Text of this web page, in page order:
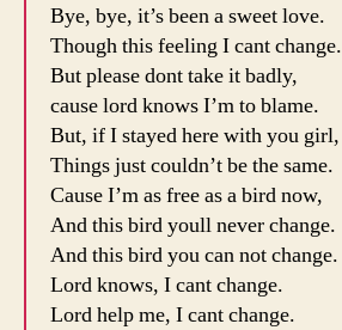
Bye, bye, it’s been a sweet love.
Though this feeling I cant change.
But please dont take it badly,
cause lord knows I’m to blame.
But, if I stayed here with you girl,
Things just couldn’t be the same.
Cause I’m as free as a bird now,
And this bird youll never change.
And this bird you can not change.
Lord knows, I cant change.
Lord help me, I cant change.